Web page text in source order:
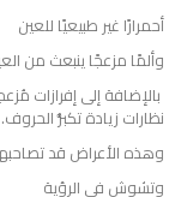
أحمرارًا غير طبيعيًا للعين
وألمًا مزعجًا ينبعث من
بالإضافة إلى إفرازات
نظارات زيادة تكبُّر الحروف.
وهذه الأعراض قد
وتشوش في الرؤية